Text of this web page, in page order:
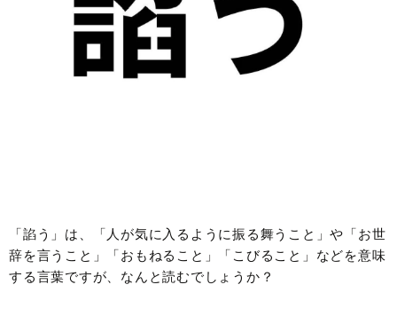
「諂う」は、「人が気に入るように振る舞うこと」や「お世
辞を言うこと」「おもねること」「こびること」などを意味
する言葉ですが、なんと読むでしょうか？